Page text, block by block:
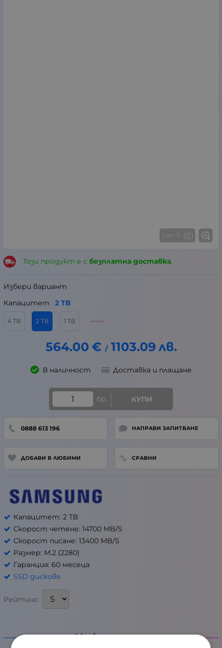
1 от 11
Този продукт е с безплатна доставка.
Избери вариант
Капацитет
2 TB
4 TB 2 TB 1 TB 8 TB
564.00 € / 1103.09 лв.
В наличност Доставка и плащане
бр. КУПИ
0888 613 196 НАПРАВИ ЗАПИТВАНЕ
ДОБАВИ В ЛЮБИМИ СРАВНИ
Капацитет: 2 TB
Скорост четене: 14700 MB/S
Скорост писане: 13400 MB/S
Размер: M.2 (2280)
Гаранция: 60 месеца
SSD дискове
Рейтинг:
Информация